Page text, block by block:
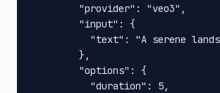
        "provider": "veo3",
        "input": {
"text": "A serene
        },
        "options": {
          "duration": 5,